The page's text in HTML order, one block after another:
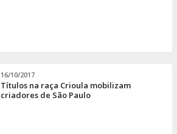
16/10/2017
Títulos na raça Crioula mobilizam
criadores de São Paulo